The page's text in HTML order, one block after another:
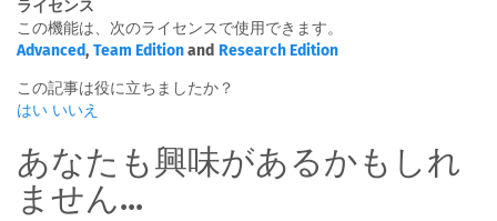
ライセンス
この機能は、次のライセンスで使用できます。
Advanced, Team Editionand Research Edition
この記事は役に立ちましたか？
はい いいえ
あなたも興味があるかもしれ
ません...